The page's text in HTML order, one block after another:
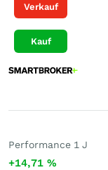
Verkauf
Kauf
Performance 1 J
+14,71 %